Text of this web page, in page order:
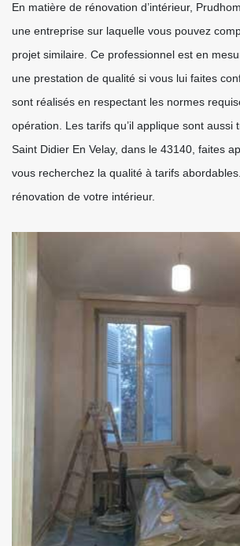
En matière de rénovation d’intérieur,
une entreprise sur laquelle vous pouvez
projet similaire. Ce professionnel est en
une prestation de qualité si vous lui faites
sont réalisés en respectant les normes
opération. Les tarifs qu’il applique sont aussi
Saint Didier En Velay, dans le 43140, faites
vous recherchez la qualité à tarifs
rénovation de votre intérieur.